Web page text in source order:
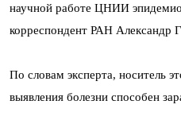
научной работе ЦНИИ
корреспондент РАН Александр
По словам эксперта, носитель
выявления болезни способен